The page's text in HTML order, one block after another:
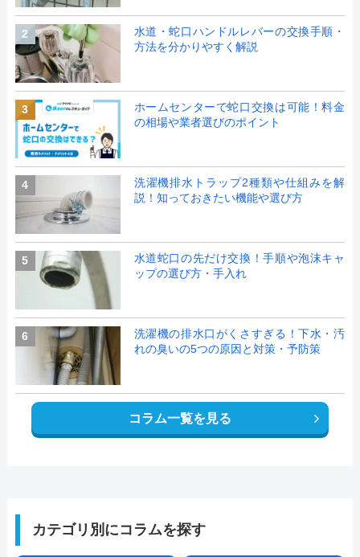
2
水道・蛇口ハンドルレバーの交換手順・
方法を分かりやすく解説
3
ホームセンターで蛇口交換は可能！料金
の相場や業者選びのポイント
4
洗濯機排水トラップ2種類や仕組みを解
説！知っておきたい機能や選び方
5
水道蛇口の先だけ交換！手順や泡沫キャ
ップの選び方・手入れ
6
洗濯機の排水口がくさすぎる！下水・汚
れの臭いの5つの原因と対策・予防策
コラム一覧を見る
カテゴリ別にコラムを探す